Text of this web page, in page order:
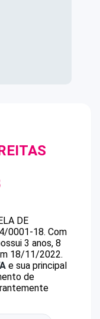
DE
0001-18. Com
3 anos, 8
18/11/2022.
e sua principal
de